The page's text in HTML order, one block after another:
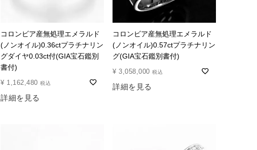
コロンビア産無処理エメラルド
(ノンオイル)0.36ctプラチナリン
グダイヤ0.03ct付(GIA宝石鑑別
書付)
¥ 1,162,480 税込
詳細を見る
コロンビア産無処理エメラルド
(ノンオイル)0.57ctプラチナリン
グ(GIA宝石鑑別書付)
¥ 3,058,000 税込
詳細を見る